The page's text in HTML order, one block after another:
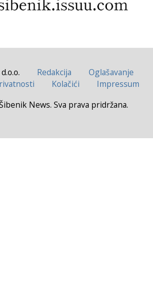
Redakcija
Oglašavanje
Kolačići
Impressum
News. Sva prava pridržana.